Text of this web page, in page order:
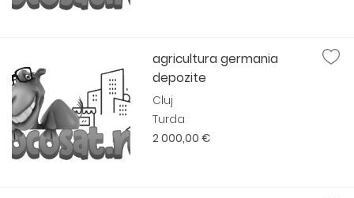
agricultura germania
depozite
Cluj
Turda
2 000,00 €